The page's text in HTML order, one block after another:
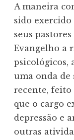
A maneira
sido
seus
Evangelho a
psicológicos,
uma onda de
recente, feito
que o cargo
depressão e
outras